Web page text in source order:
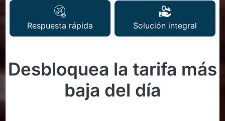
Respuesta rápida Solución integral
Desbloquea la tarifa más
baja del día